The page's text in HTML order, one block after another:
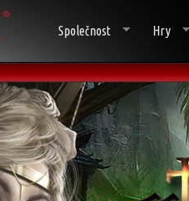
Společnost Hry